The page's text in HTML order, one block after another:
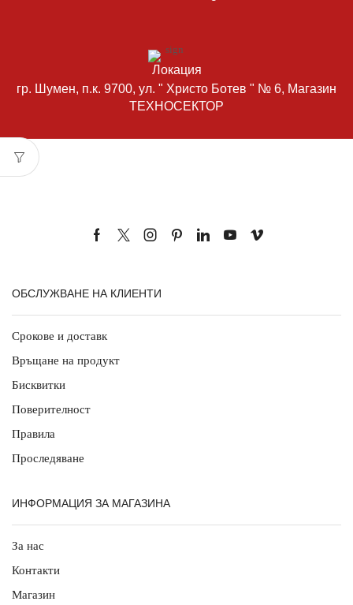
Локация
гр. Шумен, п.к. 9700, ул. " Христо Ботев " № 6, Магазин
ТЕХНОСЕКТОР
ОБСЛУЖВАНЕ НА КЛИЕНТИ
Срокове и доставк
Връщане на продукт
Бисквитки
Поверителност
Правила
Проследяване
ИНФОРМАЦИЯ ЗА МАГАЗИНА
За нас
Контакти
Магазин